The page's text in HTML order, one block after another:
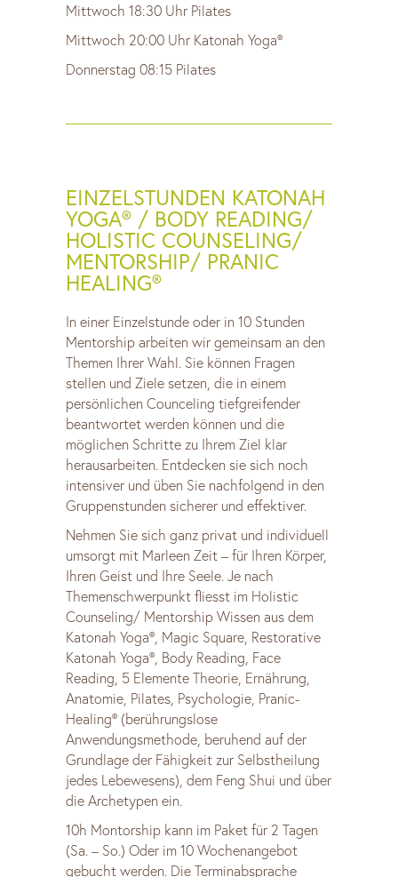
Mittwoch 18:30 Uhr Pilates
Mittwoch 20:00 Uhr Katonah Yoga®
Donnerstag 08:15 Pilates
EINZELSTUNDEN KATONAH
YOGA® / BODY READING/
HOLISTIC COUNSELING/
MENTORSHIP/ PRANIC
HEALING®
In einer Einzelstunde oder in 10 Stunden
Mentorship arbeiten wir gemeinsam an den
Themen Ihrer Wahl. Sie können Fragen
stellen und Ziele setzen, die in einem
persönlichen Counceling tiefgreifender
beantwortet werden können und die
möglichen Schritte zu Ihrem Ziel klar
herausarbeiten. Entdecken sie sich noch
intensiver und üben Sie nachfolgend in den
Gruppenstunden sicherer und effektiver.
Nehmen Sie sich ganz privat und individuell
umsorgt mit Marleen Zeit – für Ihren Körper,
Ihren Geist und Ihre Seele. Je nach
Themenschwerpunkt fliesst im Holistic
Counseling/ Mentorship Wissen aus dem
Katonah Yoga®, Magic Square, Restorative
Katonah Yoga®, Body Reading, Face
Reading, 5 Elemente Theorie, Ernährung,
Anatomie, Pilates, Psychologie, Pranic-
Healing® (berührungslose
Anwendungsmethode, beruhend auf der
Grundlage der Fähigkeit zur Selbstheilung
jedes Lebewesens), dem Feng Shui und über
die Archetypen ein.
10h Montorship kann im Paket für 2 Tagen
(Sa. – So.) Oder im 10 Wochenangebot
gebucht werden. Die Terminabsprache